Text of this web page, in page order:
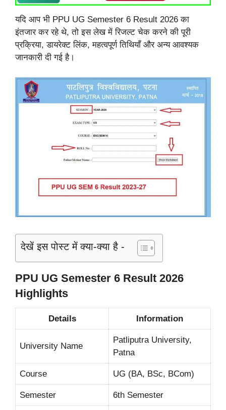
यदि आप भी PPU UG Semester 6 Result 2026 का
इंतजार कर रहे थे, तो इस लेख में रिजल्ट चेक करने की पूरी
प्रक्रिया, डायरेक्ट लिंक, महत्वपूर्ण तिथियाँ और अन्य आवश्यक
जानकारी दी गई है।
देखें इस पोस्ट में क्या-क्या है -
PPU UG Semester 6 Result 2026
Highlights
Details Information
University Name
Patliputra University,
Patna
Course UG (BA, BSc, BCom)
Semester 6th Semester